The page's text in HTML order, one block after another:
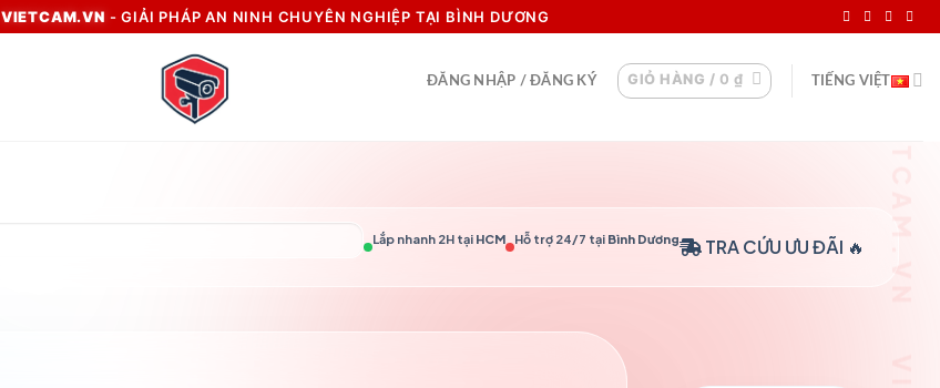
VIETCAM.VN - GIẢI PHÁP AN NINH CHUYÊN NGHIỆP TẠI BÌNH DƯƠNG
ĐĂNG NHẬP / ĐĂNG KÝ GIỎ HÀNG / 0 ₫ TIẾNG VIỆT
Lắp nhanh 2H tại HCM Hỗ trợ 24/7 tại Bình Dương TRA CỨU ƯU ĐÃI 🔥